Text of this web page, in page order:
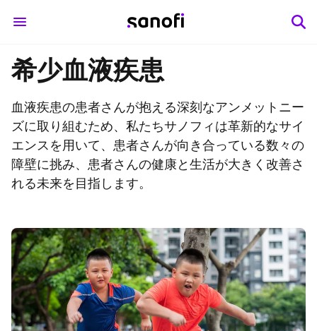
希少血液疾患
血液疾患の患者さんが抱える深刻なアンメットニー
ズに取り組むため、私たちサノフィは革新的なサイ
エンスを用いて、患者さんが向き合っている数々の
障壁に挑み、患者さんの健康と生活が大きく改善さ
れる未来を目指します。